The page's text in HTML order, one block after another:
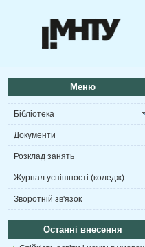
Меню
Бібліотека
Документи
Розклад занять
Журнал успішності (коледж)
Зворотній зв'язок
Останні внесення